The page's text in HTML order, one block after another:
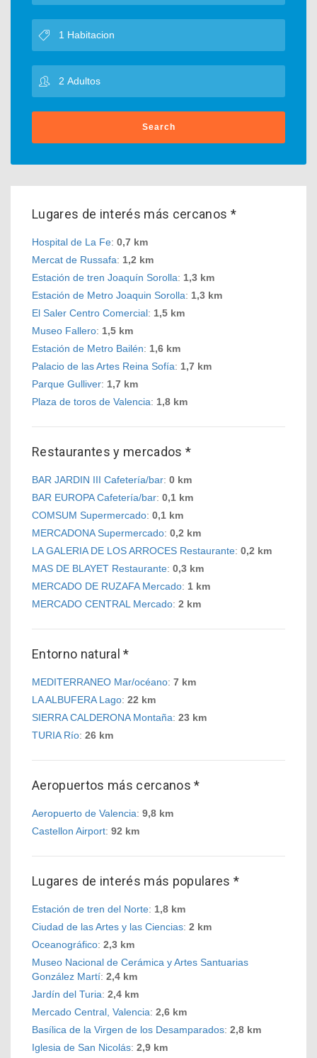
Search
Lugares de interés más cercanos *
Hospital de La Fe: 0,7 km
Mercat de Russafa: 1,2 km
Estación de tren Joaquín Sorolla: 1,3 km
Estación de Metro Joaquin Sorolla: 1,3 km
El Saler Centro Comercial: 1,5 km
Museo Fallero: 1,5 km
Estación de Metro Bailén: 1,6 km
Palacio de las Artes Reina Sofía: 1,7 km
Parque Gulliver: 1,7 km
Plaza de toros de Valencia: 1,8 km
Restaurantes y mercados *
BAR JARDIN III Cafetería/bar: 0 km
BAR EUROPA Cafetería/bar: 0,1 km
COMSUM Supermercado: 0,1 km
MERCADONA Supermercado: 0,2 km
LA GALERIA DE LOS ARROCES Restaurante: 0,2 km
MAS DE BLAYET Restaurante: 0,3 km
MERCADO DE RUZAFA Mercado: 1 km
MERCADO CENTRAL Mercado: 2 km
Entorno natural *
MEDITERRANEO Mar/océano: 7 km
LA ALBUFERA Lago: 22 km
SIERRA CALDERONA Montaña: 23 km
TURIA Río: 26 km
Aeropuertos más cercanos *
Aeropuerto de Valencia: 9,8 km
Castellon Airport: 92 km
Lugares de interés más populares *
Estación de tren del Norte: 1,8 km
Ciudad de las Artes y las Ciencias: 2 km
Oceanográfico: 2,3 km
Museo Nacional de Cerámica y Artes Santuarias
González Martí: 2,4 km
Jardín del Turia: 2,4 km
Mercado Central, Valencia: 2,6 km
Basílica de la Virgen de los Desamparados: 2,8 km
Iglesia de San Nicolás: 2,9 km